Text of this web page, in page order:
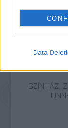
Data
SZÍNHÁZ,